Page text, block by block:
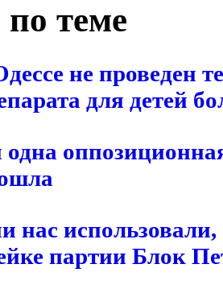
теме
не проведен
для
нас
партии Блок